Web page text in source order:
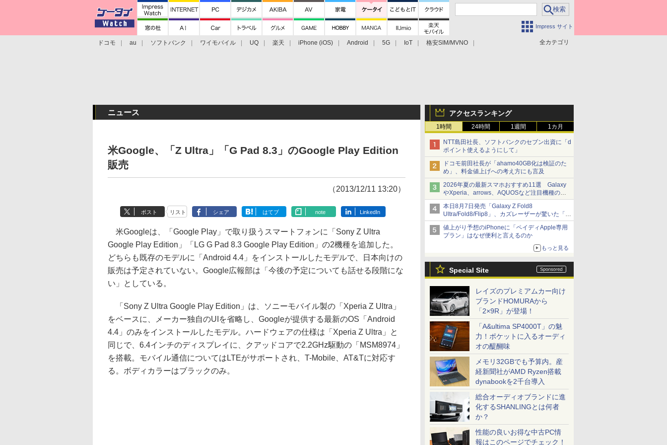
Impress サイト
全カテゴリ
ドコモ au ソフトバンク ワイモバイル UQ 楽天 iPhone (iOS) Android 5G IoT
格安SIM/MVNO
アクセスランキング
1時間 24時間 1週間 1カ月
NTT島田社長、ソフトバンクのセブン出資に「d
ポイント使えるようにして」
ドコモ前田社長が「ahamo40GB化は検証のた
め」、料金値上げへの考え方にも言及
2026年夏の最新スマホおすすめ11選 Galaxy
やXperia、arrows、AQUOSなど注目機種の特
徴は
本日8月7日発売「Galaxy Z Fold8
Ultra/Fold8/Flip8」、カズレーザーが驚いた「そ
ば屋のメニュー並みの薄さ」
値上がり予想のiPhoneに「ペイディApple専用
プラン」はなぜ便利と言えるのか
もっと見る
Special Site
レイズのプレミアムカー向け
ブランドHOMURAから
「2×9R」が登場！
「A&ultima SP4000T」の魅
力！ポケットに入るオーディ
オの醍醐味
メモリ32GBでも予算内。産
経新聞社がAMD Ryzen搭載
dynabookを2千台導入
総合オーディオブランドに進
化するSHANLINGとは何者
か？
性能の良いお得な中古PC情
報はこのページでチェック！
ニュース
米Google、「Z Ultra」「G Pad 8.3」のGoogle Play Edition
販売
（2013/12/11 13:20）
ポスト リスト シェア はてブ note LinkedIn
米Googleは、「Google Play」で取り扱うスマートフォンに「Sony Z Ultra
Google Play Edition」「LG G Pad 8.3 Google Play Edition」の2機種を追加した。
どちらも既存のモデルに「Android 4.4」をインストールしたモデルで、日本向けの
販売は予定されていない。Google広報部は「今後の予定についても話せる段階にな
い」としている。
「Sony Z Ultra Google Play Edition」は、ソニーモバイル製の「Xperia Z Ultra」
をベースに、メーカー独自のUIを省略し、Googleが提供する最新のOS「Android
4.4」のみをインストールしたモデル。ハードウェアの仕様は「Xperia Z Ultra」と
同じで、6.4インチのディスプレイに、クアッドコアで2.2GHz駆動の「MSM8974」
を搭載。モバイル通信についてはLTEがサポートされ、T-Mobile、AT&Tに対応す
る。ボディカラーはブラックのみ。